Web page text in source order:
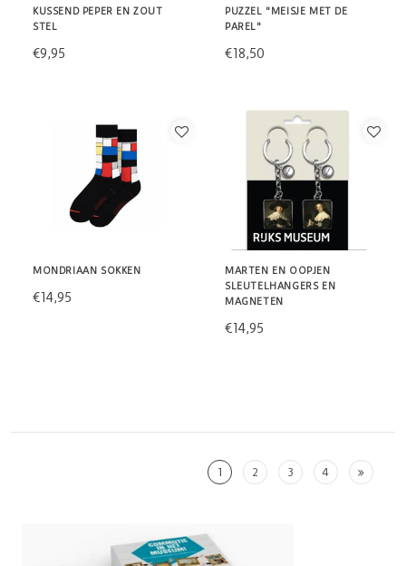
KUSSEND PEPER EN ZOUT
STEL
€9,95
PUZZEL "MEISJE MET DE
PAREL"
€18,50
MONDRIAAN SOKKEN
€14,95
MARTEN EN OOPJEN
SLEUTELHANGERS EN
MAGNETEN
€14,95
1 2 3 4